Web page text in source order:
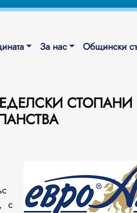
За нас Общински
СТОПАНИ
с